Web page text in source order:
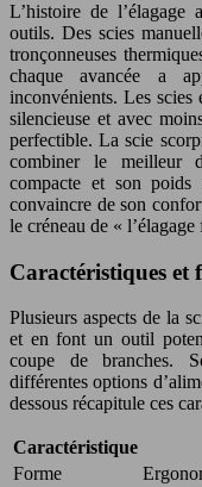
L’histoire de
outils. Des scies
tronçonneuses
chaque avancée a
inconvénients. Les scies
silencieuse et avec
perfectible. La scie
combiner le meilleur
compacte et son poids
convaincre de son
le créneau de « l’élagage
Caractéristiques et
Plusieurs aspects de la
et en font un outil
coupe de branches.
différentes options
dessous récapitule ces
Caractéristique
Forme